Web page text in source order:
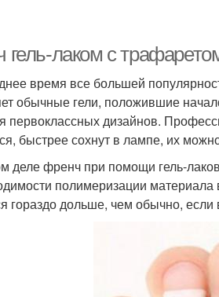
гель-лаком с
время все большей
обычные гели, положившие
первоклассных дизайнов.
быстрее сохнут в лампе, их
деле френч при помощи гель-
полимеризации
гораздо дольше, чем обычно, если